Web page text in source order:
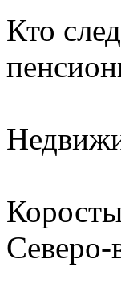
Кто
Северо-